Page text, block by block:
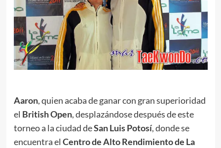
Aaron, quien acaba de ganar con gran superioridad
el British Open, desplazándose después de este
torneo a la ciudad deSan Luis Potosí, donde se
encuentra el Centro de Alto Rendimiento de La